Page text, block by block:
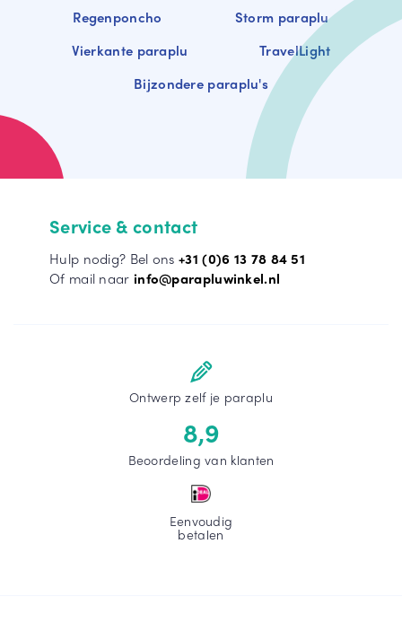
Regenponcho
Storm paraplu
Vierkante paraplu
TravelLight
Bijzondere paraplu's
Service & contact
Hulp nodig? Bel ons +31 (0)6 13 78 84 51
Of mail naar info@parapluwinkel.nl
Ontwerp zelf je paraplu
8,9
Beoordeling van klanten
Eenvoudig
betalen